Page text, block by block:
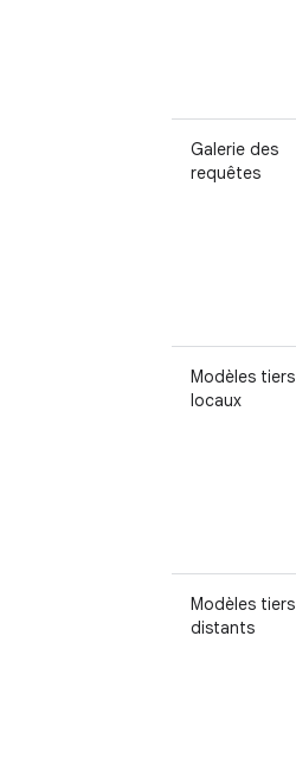
Galerie des
requêtes
Modèles tiers
locaux
Modèles tiers
distants